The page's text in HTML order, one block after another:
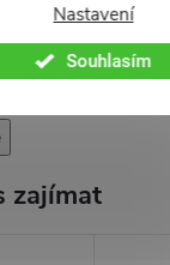
Nastavení
Souhlasím
zajímat